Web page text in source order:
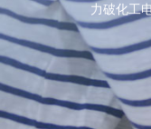
力破化工